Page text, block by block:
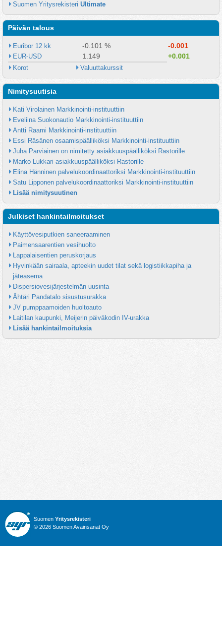
Suomen Yritysrekisteri Ultimate
Päivän talous
Euribor 12 kk -0.101 % -0.001
EUR-USD 1.149 +0.001
Korot Valuuttakurssit
Nimitysuutisia
Kati Virolainen Markkinointi-instituuttiin
Eveliina Suokonautio Markkinointi-instituuttiin
Antti Raami Markkinointi-instituuttiin
Essi Räsänen osaamispäälliköksi Markkinointi-instituuttiin
Juha Parviainen on nimitetty asiakkuuspäälliköksi Rastorille
Marko Lukkari asiakkuuspäälliköksi Rastorille
Elina Hänninen palvelukoordinaattoriksi Markkinointi-instituuttiin
Satu Lipponen palvelukoordinaattoriksi Markkinointi-instituuttiin
Lisää nimitysuutinen
Julkiset hankintailmoitukset
Käyttövesiputkien saneeraaminen
Paimensaarentien vesihuolto
Lappalaisentien peruskorjaus
Hyvinkään sairaala, apteekin uudet tilat sekä logistiikkapiha ja
jäteasema
Dispersiovesijärjestelmän uusinta
Ähtäri Pandatalo sisustusurakka
JV pumppaamoiden huoltoauto
Laitilan kaupunki, Meijerin päiväkodin IV-urakka
Lisää hankintailmoituksia
Suomen Yritysrekisteri
© 2026 Suomen Avainsanat Oy